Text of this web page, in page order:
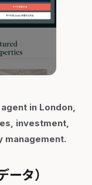
in London,
investment,
management.
タ）